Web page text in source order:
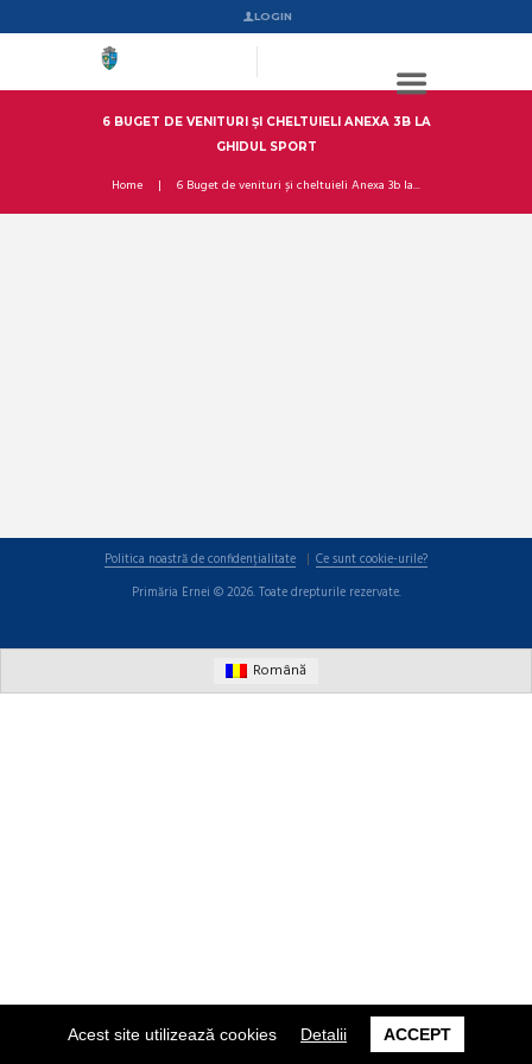
Acest site utilizează cookies Detalii ACCEPT
LOGIN
6 BUGET DE VENITURI ȘI CHELTUIELI ANEXA 3B LA
GHIDUL SPORT
Home 6 Buget de venituri și cheltuieli Anexa 3b la...
Politica noastră de confidențialitate
Ce sunt cookie-urile?
Primăria Ernei © 2026. Toate drepturile rezervate.
Română